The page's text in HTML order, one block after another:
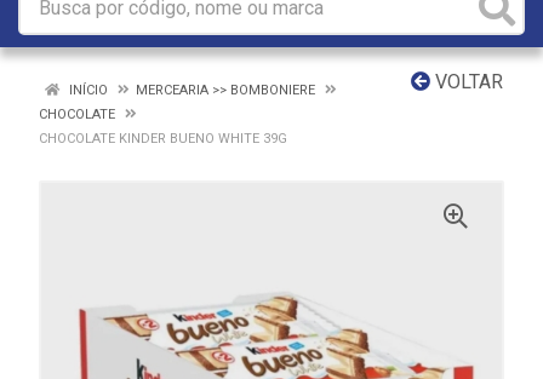
VOLTAR
INÍCIO
MERCEARIA >> BOMBONIERE
CHOCOLATE
CHOCOLATE KINDER BUENO WHITE 39G